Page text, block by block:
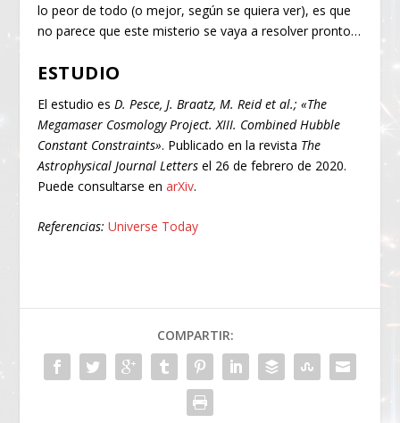
lo peor de todo (o mejor, según se quiera ver), es que
no parece que este misterio se vaya a resolver pronto…
ESTUDIO
El estudio es D. Pesce, J. Braatz, M. Reid et al.; «The
Megamaser Cosmology Project. XIII. Combined Hubble
Constant Constraints». Publicado en la revista The
Astrophysical Journal Letters el 26 de febrero de 2020.
Puede consultarse enarXiv.
Referencias: Universe Today
COMPARTIR: